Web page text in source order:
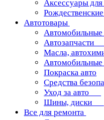
Аксессуары
Автотовары
Автомобильные
Автозапчасти
Масла,
Покраска авто
Средства
Уход за авто
Шины, диски
Все для ремонта